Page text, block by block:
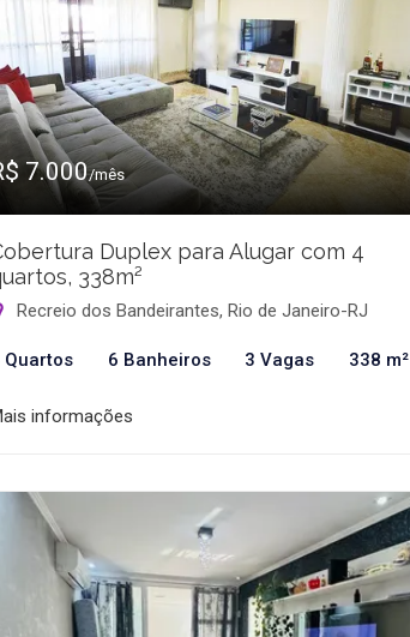
7.000/mês
Duplex para Alugar com 4
338m²
Recreio dos Bandeirantes, Rio de Janeiro-RJ
Quartos 6 Banheiros 3 Vagas 338 m²
informações